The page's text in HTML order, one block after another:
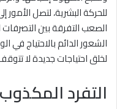
للحركة البشرية، لتصل
الصعب التفرقة بين التصرفات
الشعور الدائم بالاحتياج في
لخلق احتياجات جديدة لا
التفرد المكذوب